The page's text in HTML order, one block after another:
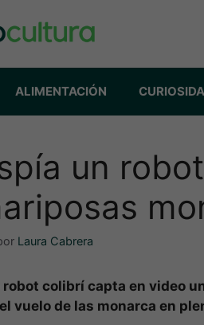
ALIMENTACIÓN
un
Laura Cabrera
colibrí capta en video
vuelo de las monarca en